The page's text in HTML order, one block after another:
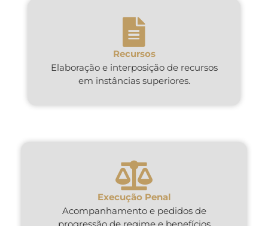
Recursos
Elaboração e interposição de recursos
em instâncias superiores.
Execução Penal
Acompanhamento e pedidos de
progressão de regime e benefícios